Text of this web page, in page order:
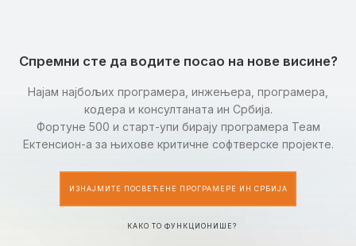
Спремни сте да водите посао на нове висине?
Најам најбољих програмера, инжењера, програмера,
кодера и консултаната ин Србија.
Фортуне 500 и старт-упи бирају програмера Теам
Ектенсион-а за њихове критичне софтверске пројекте.
ИЗНАЈМИТЕ ПОСВЕЋЕНЕ ПРОГРАМЕРЕ ИН СРБИЈА
КАКО ТО ФУНКЦИОНИШЕ?